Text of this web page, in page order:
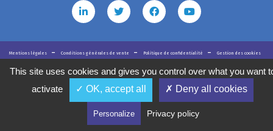
Mentions légales Conditions générales de vente Politique de confidentialité
Gestion des cookies
This site uses cookies and gives you control over what you want
activate
✓ OK, accept all ✗ Deny all cookies
Personalize Privacy policy